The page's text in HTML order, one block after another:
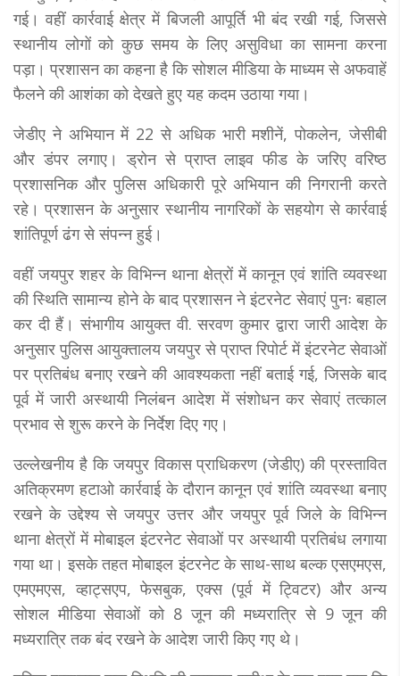
गई। वहीं कार्रवाई क्षेत्र में बिजली आपूर्ति भी बंद रखी गई, जिससे
स्थानीय लोगों को कुछ समय के लिए असुविधा का सामना करना
पड़ा। प्रशासन का कहना है कि सोशल मीडिया के माध्यम से अफवाहें
फैलने की आशंका को देखते हुए यह कदम उठाया गया।
जेडीए ने अभियान में 22 से अधिक भारी मशीनें, पोकलेन, जेसीबी
और डंपर लगाए। ड्रोन से प्राप्त लाइव फीड के जरिए वरिष्ठ
प्रशासनिक और पुलिस अधिकारी पूरे अभियान की निगरानी करते
रहे। प्रशासन के अनुसार स्थानीय नागरिकों के सहयोग से कार्रवाई
शांतिपूर्ण ढंग से संपन्न हुई।
वहीं जयपुर शहर के विभिन्न थाना क्षेत्रों में कानून एवं शांति व्यवस्था
की स्थिति सामान्य होने के बाद प्रशासन ने इंटरनेट सेवाएं पुनः बहाल
कर दी हैं। संभागीय आयुक्त वी. सरवण कुमार द्वारा जारी आदेश के
अनुसार पुलिस आयुक्तालय जयपुर से प्राप्त रिपोर्ट में इंटरनेट सेवाओं
पर प्रतिबंध बनाए रखने की आवश्यकता नहीं बताई गई, जिसके बाद
पूर्व में जारी अस्थायी निलंबन आदेश में संशोधन कर सेवाएं तत्काल
प्रभाव से शुरू करने के निर्देश दिए गए।
उल्लेखनीय है कि जयपुर विकास प्राधिकरण (जेडीए) की प्रस्तावित
अतिक्रमण हटाओ कार्रवाई के दौरान कानून एवं शांति व्यवस्था बनाए
रखने के उद्देश्य से जयपुर उत्तर और जयपुर पूर्व जिले के विभिन्न
थाना क्षेत्रों में मोबाइल इंटरनेट सेवाओं पर अस्थायी प्रतिबंध लगाया
गया था। इसके तहत मोबाइल इंटरनेट के साथ-साथ बल्क एसएमएस,
एमएमएस, व्हाट्सएप, फेसबुक, एक्स (पूर्व में ट्विटर) और अन्य
सोशल मीडिया सेवाओं को 8 जून की मध्यरात्रि से 9 जून की
मध्यरात्रि तक बंद रखने के आदेश जारी किए गए थे।